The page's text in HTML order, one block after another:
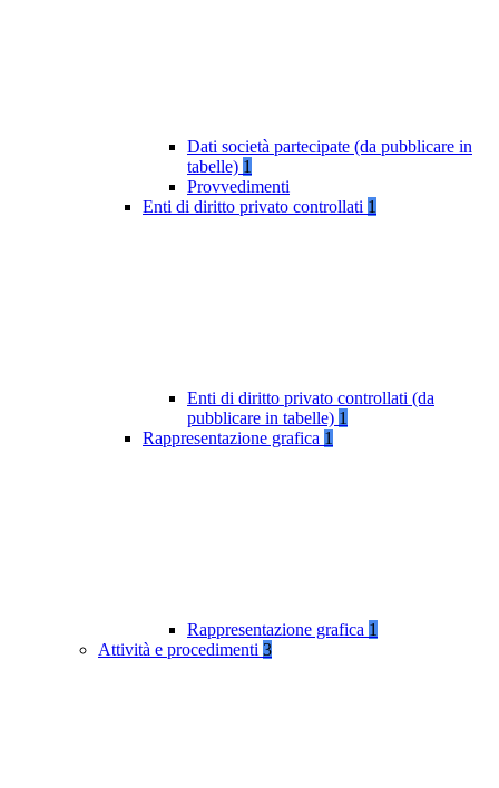
Dati società partecipate (da pubblicare in
tabelle) 1
Provvedimenti
Enti di diritto privato controllati 1
Enti di diritto privato controllati (da
pubblicare in tabelle) 1
Rappresentazione grafica 1
Rappresentazione grafica 1
Attività e procedimenti 3